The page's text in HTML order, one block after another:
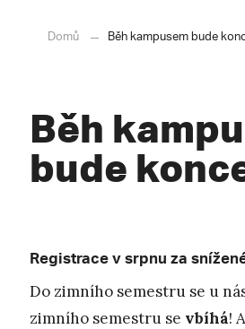
Domů Běh kampusem bude
Běh
bude
Registrace v srpnu za
Do zimního semestru se u
zimního semestru se vbíhá!